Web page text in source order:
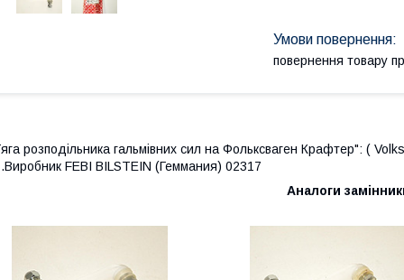
повернення товару
розподільника гальмівних сил на Фольксваген Крафтер": (
FEBI BILSTEIN (Геммания) 02317
Аналоги